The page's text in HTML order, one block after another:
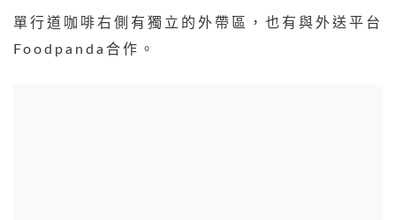
單行道咖啡右側有獨立的外帶區，也有與外送平台
Foodpanda合作。